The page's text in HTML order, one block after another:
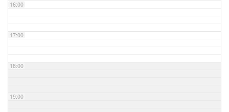
16:00
17:00
18:00
19:00